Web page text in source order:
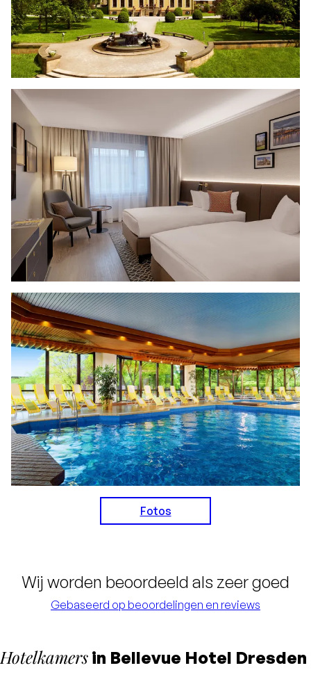
gemakken voorzien. In hetWellness Centre
kan je terecht voor een duik in het zwembad
of een bezoek aan de fitness. In de zomer is
onzebiergarten 'Elbsegler'met uitzicht op de
Elbe open voor een koel glas bier en
authentieke gerechten. Het ontbijtbuffet, met
onder andere honing van eigen bijen, mag je
zeker niet missen. Zo biedt het Bellevue Hotel
Dresden alles voor een ultiem ontspannen
hotelverblijf in Dresden.
Fotos
Wij worden beoordeeld als zeer goed
Gebaseerd op beoordelingen en reviews
Hotelkamers in Bellevue Hotel Dresden